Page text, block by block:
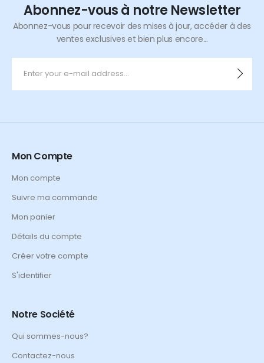
Abonnez-vous à notre Newsletter
Abonnez-vous pour recevoir des mises à jour, accéder à des
ventes exclusives et bien plus encore...
Mon Compte
Mon compte
Suivre ma commande
Mon panier
Détails du compte
Créer votre compte
S'identifier
Notre Société
Qui sommes-nous?
Contactez-nous